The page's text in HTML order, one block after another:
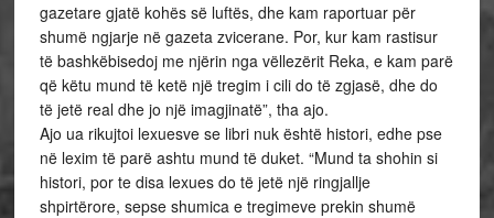
gazetare gjatë kohës së luftës, dhe kam raportuar për
shumë ngjarje në gazeta zvicerane. Por, kur kam rastisur
të bashkëbisedoj me njërin nga vëllezërit Reka, e kam parë
që këtu mund të ketë një tregim i cili do të zgjasë, dhe do
të jetë real dhe jo një imagjinatë”, tha ajo.
Ajo ua rikujtoi lexuesve se libri nuk është histori, edhe pse
në lexim të parë ashtu mund të duket. “Mund ta shohin si
histori, por te disa lexues do të jetë një ringjallje
shpirtërore, sepse shumica e tregimeve prekin shumë